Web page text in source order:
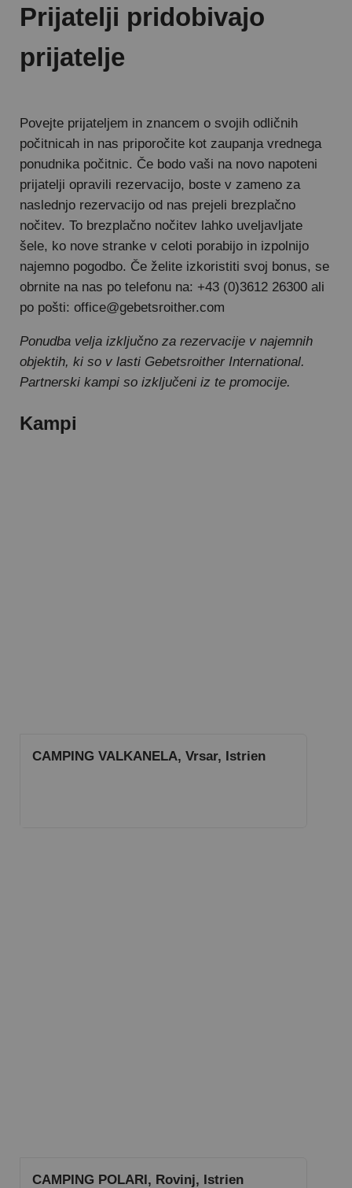
Prijatelji pridobivajo
prijatelje
Povejte prijateljem in znancem o svojih odličnih
počitnicah in nas priporočite kot zaupanja vrednega
ponudnika počitnic. Če bodo vaši na novo napoteni
prijatelji opravili rezervacijo, boste v zameno za
naslednjo rezervacijo od nas prejeli brezplačno
nočitev. To brezplačno nočitev lahko uveljavljate
šele, ko nove stranke v celoti porabijo in izpolnijo
najemno pogodbo. Če želite izkoristiti svoj bonus, se
obrnite na nas po telefonu na: +43 (0)3612 26300 ali
po pošti: office@gebetsroither.com
Ponudba velja izključno za rezervacije v najemnih
objektih, ki so v lasti Gebetsroither International.
Partnerski kampi so izključeni iz te promocije.
Kampi
CAMPING VALKANELA, Vrsar, Istrien
CAMPING POLARI, Rovinj, Istrien